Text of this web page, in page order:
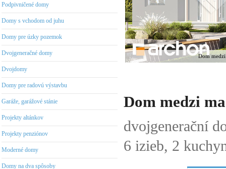
Podpivničené domy
Domy s vchodom od juhu
Domy pre úzky pozemok
Dvojgeneračné domy
Dvojdomy
Domy pre radovú výstavbu
Garáže, garážové stánie
Projekty altánkov
Projekty penziónov
Moderné domy
Domy na dva spôsoby
Dom
Dom medzi
dvojgenerační
6 izieb, 2